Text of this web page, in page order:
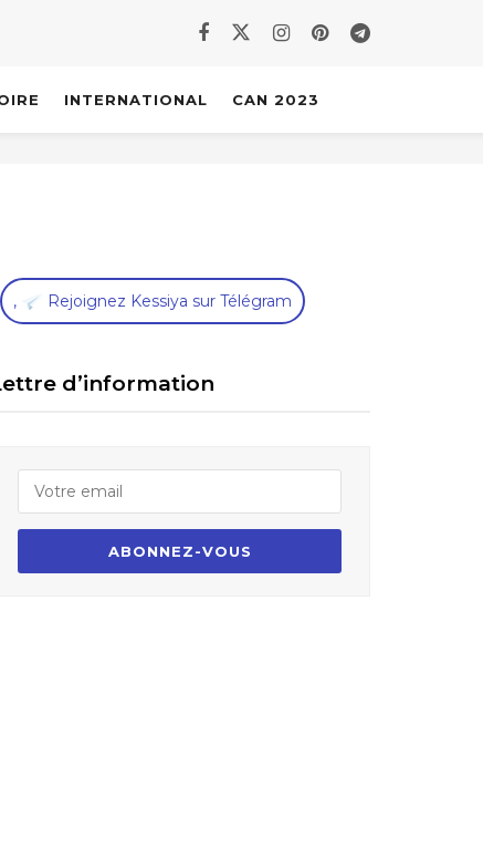
INTERNATIONAL CAN 2023
, Rejoignez Kessiya sur Télégram
d’information